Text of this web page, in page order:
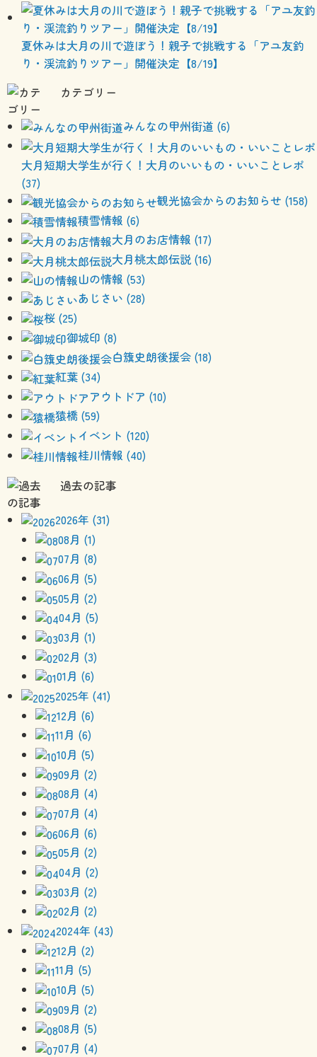
夏休みは大月の川で遊ぼう！親子で挑戦する「アユ友釣
り・渓流釣りツアー」開催決定【8/19】
カテゴリー
みんなの甲州街道 (6)
大月短期大学生が行く！大月のいいもの・いいことレポ
(37)
観光協会からのお知らせ (158)
積雪情報 (6)
大月のお店情報 (17)
大月桃太郎伝説 (16)
山の情報 (53)
あじさい (28)
桜 (25)
御城印 (8)
白籏史朗後援会 (18)
紅葉 (34)
アウトドア (10)
猿橋 (59)
イベント (120)
桂川情報 (40)
過去の記事
2026年 (31)
08月 (1)
07月 (8)
06月 (5)
05月 (2)
04月 (5)
03月 (1)
02月 (3)
01月 (6)
2025年 (41)
12月 (6)
11月 (6)
10月 (5)
09月 (2)
08月 (4)
07月 (4)
06月 (6)
05月 (2)
04月 (2)
03月 (2)
02月 (2)
2024年 (43)
12月 (2)
11月 (5)
10月 (5)
09月 (2)
08月 (5)
07月 (4)